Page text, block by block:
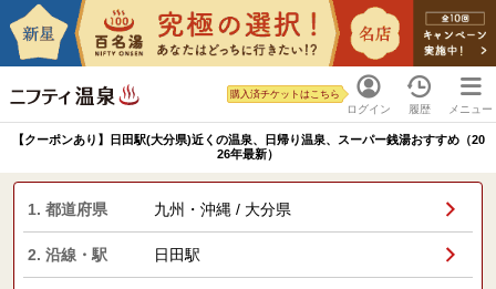
ログイン
購入済チケットはこちら
履歴 メニュー
【クーポンあり】日田駅(大分県)近くの温泉、日帰り温泉、スーパー銭湯おすすめ（20
26年最新）
1. 都道府県 九州・沖縄 / 大分県
2. 沿線・駅 日田駅